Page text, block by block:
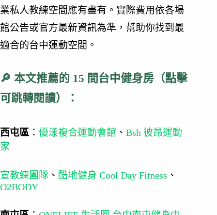
業私人教練空間應有盡有。實際費用依各場
館公告或官方最新資訊為準，幫助你找到最
適合的台中運動空間。
🔎 本文推薦的 15 間台中健身房（點擊
可跳轉閱讀）：
西屯區 ： 優漾複合運動會館 、 Bsh 彼昂運動
家
宣教練團隊 、 酷地健身 Cool Day Fitness 、
O2BODY